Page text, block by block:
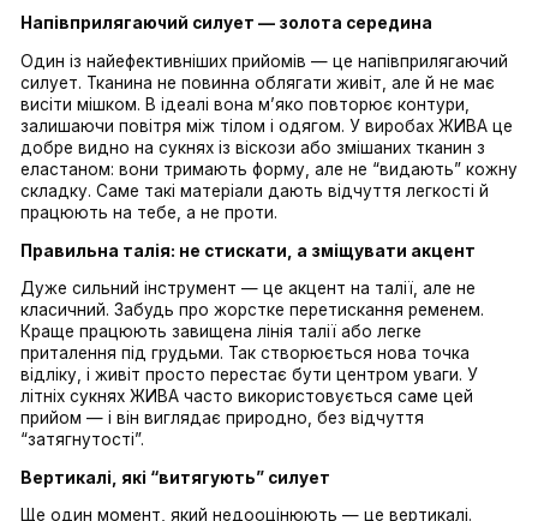
Балахон — не рішення, а пастка
Найперше, що варто зрозуміти — балахон не
як ми звикли думати. Занадто вільний одяг часто
приховує, а навпаки додає об’єму, робить силует
розмитим і візуально важчим. Тому ключ не в
“сховати”, а в тому, щоб правильно побудувати
Напівприлягаючий силует — золота середина
Один із найефективніших прийомів — це
силует. Тканина не повинна облягати живіт, але й
висіти мішком. В ідеалі вона м’яко повторює
залишаючи повітря між тілом і одягом. У виробах
добре видно на сукнях із віскози або змішаних
еластаном: вони тримають форму, але не
складку. Саме такі матеріали дають відчуття
працюють на тебе, а не проти.
Правильна талія: не стискати, а зміщувати